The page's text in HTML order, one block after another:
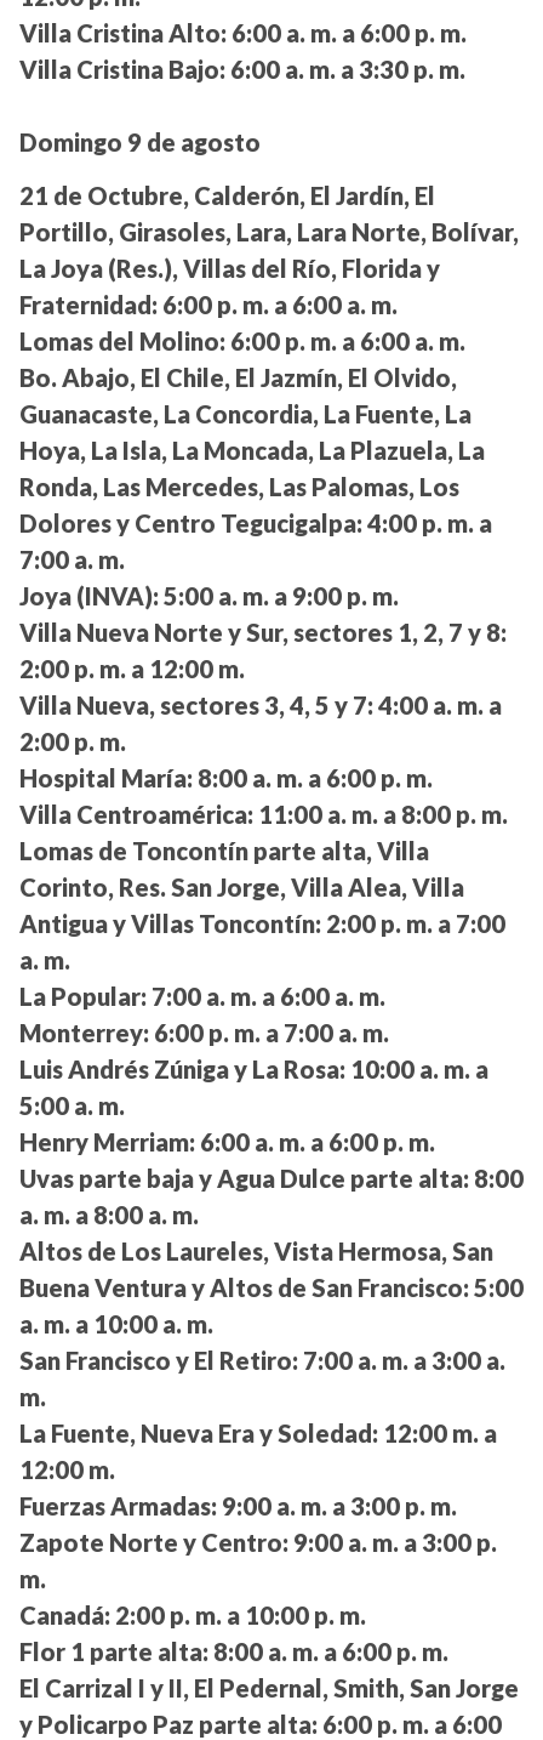
Villa Cristina Alto: 6:00 a. m. a 6:00 p. m.
Villa Cristina Bajo: 6:00 a. m. a 3:30 p. m.
Domingo 9 de agosto
21 de Octubre, Calderón, El Jardín, El
Portillo, Girasoles, Lara, Lara Norte, Bolívar,
La Joya (Res.), Villas del Río, Florida y
Fraternidad: 6:00 p. m. a 6:00 a. m.
Lomas del Molino: 6:00 p. m. a 6:00 a. m.
Bo. Abajo, El Chile, El Jazmín, El Olvido,
Guanacaste, La Concordia, La Fuente, La
Hoya, La Isla, La Moncada, La Plazuela, La
Ronda, Las Mercedes, Las Palomas, Los
Dolores y Centro Tegucigalpa: 4:00 p. m. a
7:00 a. m.
Joya (INVA): 5:00 a. m. a 9:00 p. m.
Villa Nueva Norte y Sur, sectores 1, 2, 7 y 8:
2:00 p. m. a 12:00 m.
Villa Nueva, sectores 3, 4, 5 y 7: 4:00 a. m. a
2:00 p. m.
Hospital María: 8:00 a. m. a 6:00 p. m.
Villa Centroamérica: 11:00 a. m. a 8:00 p. m.
Lomas de Toncontín parte alta, Villa
Corinto, Res. San Jorge, Villa Alea, Villa
Antigua y Villas Toncontín: 2:00 p. m. a 7:00
a. m.
La Popular: 7:00 a. m. a 6:00 a. m.
Monterrey: 6:00 p. m. a 7:00 a. m.
Luis Andrés Zúniga y La Rosa: 10:00 a. m. a
5:00 a. m.
Henry Merriam: 6:00 a. m. a 6:00 p. m.
Uvas parte baja y Agua Dulce parte alta: 8:00
a. m. a 8:00 a. m.
Altos de Los Laureles, Vista Hermosa, San
Buena Ventura y Altos de San Francisco: 5:00
a. m. a 10:00 a. m.
San Francisco y El Retiro: 7:00 a. m. a 3:00 a.
m.
La Fuente, Nueva Era y Soledad: 12:00 m. a
12:00 m.
Fuerzas Armadas: 9:00 a. m. a 3:00 p. m.
Zapote Norte y Centro: 9:00 a. m. a 3:00 p.
m.
Canadá: 2:00 p. m. a 10:00 p. m.
Flor 1 parte alta: 8:00 a. m. a 6:00 p. m.
El Carrizal I y II, El Pedernal, Smith, San Jorge
y Policarpo Paz parte alta: 6:00 p. m. a 6:00